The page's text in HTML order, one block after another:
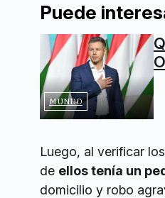
Puede
MUNDO
Luego, al verificar
de ellos tenía un
domicilio y robo